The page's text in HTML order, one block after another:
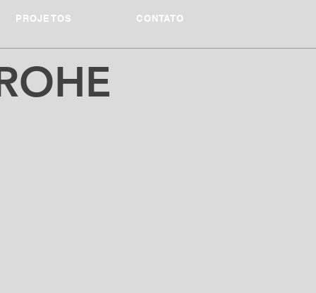
PROJETOS CONTATO